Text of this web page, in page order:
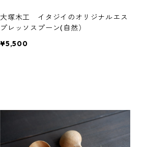
大塚木工 イタジイのオリジナルエス
プレッソスプーン(自然）
¥5,500